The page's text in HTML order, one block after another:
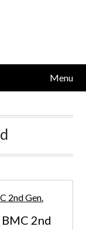
Menu
2nd